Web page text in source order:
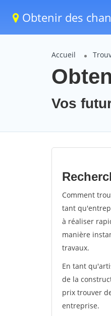
Obtenir des
Accueil
Vos
Comment
tant
à réaliser
manière
travaux.
En tant
de la
prix trouver
entreprise.